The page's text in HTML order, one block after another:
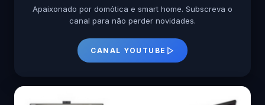
Apaixonado por domótica e smart home. Subscreva o
canal para não perder novidades.
CANAL YOUTUBE